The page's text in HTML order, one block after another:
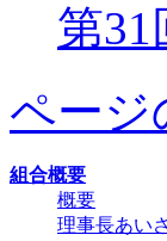
第
ページ
組合概要
概要
理事長あい